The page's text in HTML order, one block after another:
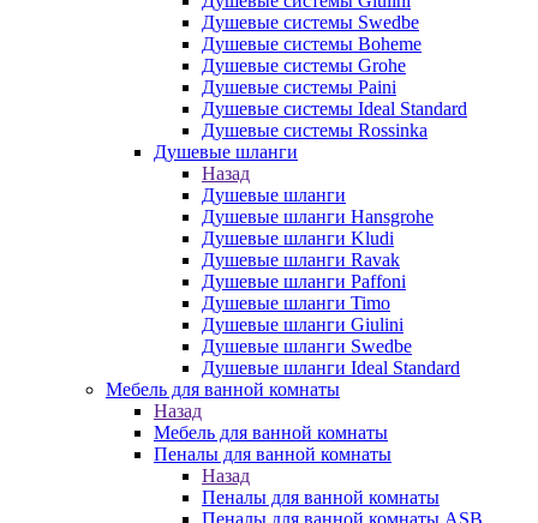
Душевые системы Swedbe
Душевые системы Boheme
Душевые системы Grohe
Душевые системы Paini
Душевые системы Ideal Standard
Душевые системы Rossinka
Душевые шланги
Назад
Душевые шланги
Душевые шланги Hansgrohe
Душевые шланги Kludi
Душевые шланги Ravak
Душевые шланги Paffoni
Душевые шланги Timo
Душевые шланги Giulini
Душевые шланги Swedbe
Душевые шланги Ideal Standard
Мебель для ванной комнаты
Назад
Мебель для ванной комнаты
Пеналы для ванной комнаты
Назад
Пеналы для ванной комнаты
Пеналы для ванной комнаты ASB